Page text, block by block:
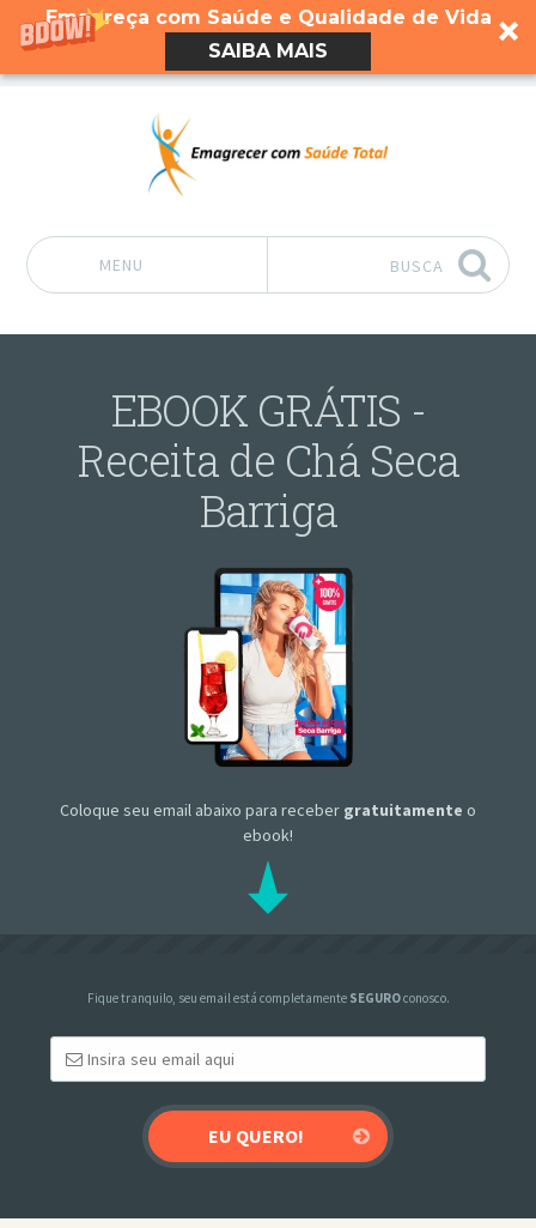
Emagreça com Saúde e Qualidade de Vida
SAIBA MAIS
MENU BUSCA
EBOOK GRÁTIS -
Receita de Chá Seca
Barriga
Coloque seu email abaixo para receber gratuitamente o
ebook!
Fique tranquilo, seu email está completamente SEGUROconosco.